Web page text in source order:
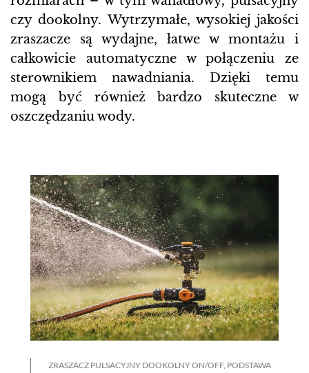
czy dookolny. Wytrzymałe, wysokiej jakości
zraszacze są wydajne, łatwe w montażu i
całkowicie automatyczne w połączeniu ze
sterownikiem nawadniania. Dzięki temu
mogą być również bardzo skuteczne w
oszczędzaniu wody.
ZRASZACZ PULSACYJNY DOOKOLNY ON/OFF, PODSTAWA